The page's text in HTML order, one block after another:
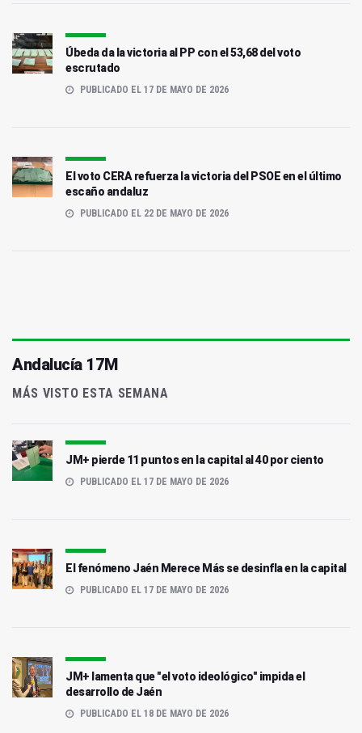
Úbeda da la victoria al PP con el 53,68 del voto
escrutado
PUBLICADO EL 17 DE MAYO DE 2026
El voto CERA refuerza la victoria del PSOE en el último
escaño andaluz
PUBLICADO EL 22 DE MAYO DE 2026
Andalucía 17M
MÁS VISTO ESTA SEMANA
JM+ pierde 11 puntos en la capital al 40 por ciento
PUBLICADO EL 17 DE MAYO DE 2026
El fenómeno Jaén Merece Más se desinfla en la capital
PUBLICADO EL 17 DE MAYO DE 2026
JM+ lamenta que "el voto ideológico" impida el
desarrollo de Jaén
PUBLICADO EL 18 DE MAYO DE 2026